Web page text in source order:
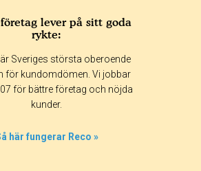
lever på sitt goda
rykte:
Sveriges största oberoende
för kundomdömen. Vi jobbar
för bättre företag och nöjda
kunder.
här fungerar Reco »